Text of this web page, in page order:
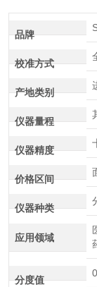
品牌
校准方式
产地类别
仪器量程
仪器精度
价格区间
仪器种类
应用领域
分度值